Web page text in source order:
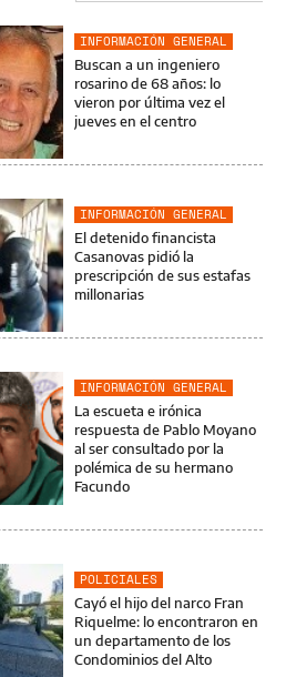
INFORMACIÓN GENERAL
Buscan a un ingeniero
rosarino de 68 años: lo
vieron por última vez el
jueves en el centro
INFORMACIÓN GENERAL
El detenido financista
Casanovas pidió la
prescripción de sus estafas
millonarias
INFORMACIÓN GENERAL
La escueta e irónica
respuesta de Pablo Moyano
al ser consultado por la
polémica de su hermano
Facundo
POLICIALES
Cayó el hijo del narco Fran
Riquelme: lo encontraron en
un departamento de los
Condominios del Alto